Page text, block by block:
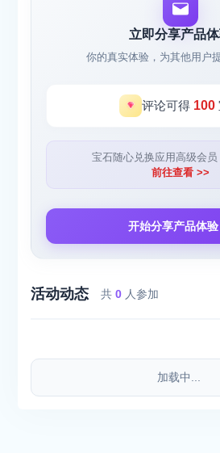
立即分享产品
你的真实体验，为其他用户
评论可得 100
宝石随心兑换应用高级会员
前往查看 >>
开始分享产品体验
活动动态 共0 人参加
加载中...